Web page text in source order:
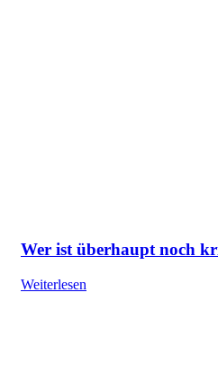
Wer ist überhaupt noch
Weiterlesen